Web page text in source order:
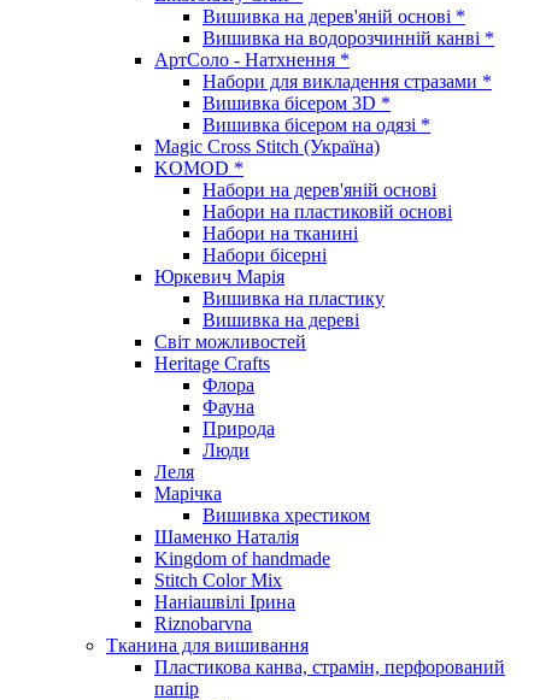
Вишивка на дерев'яній основі *
Вишивка на водорозчинній канві *
АртСоло - Натхнення *
Набори для викладення стразами *
Вишивка бісером 3D *
Вишивка бісером на одязі *
Magic Cross Stitch (Україна)
KOMOD *
Набори на дерев'яній основі
Набори на пластиковій основі
Набори на тканині
Набори бісерні
Юркевич Марія
Вишивка на пластику
Вишивка на дереві
Світ можливостей
Heritage Crafts
Флора
Фауна
Природа
Люди
Леля
Марічка
Вишивка хрестиком
Шаменко Наталія
Kingdom of handmade
Stitch Color Mix
Наніашвілі Ірина
Riznobarvna
Тканина для вишивання
Пластикова канва, страмін, перфорований
папір